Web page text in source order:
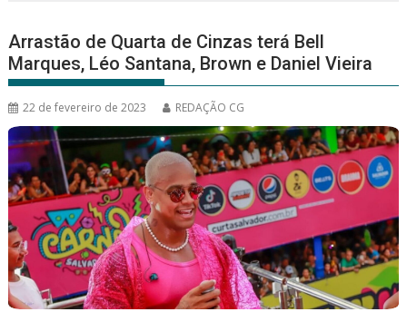
Arrastão de Quarta de Cinzas terá Bell
Marques, Léo Santana, Brown e Daniel Vieira
22 de fevereiro de 2023 REDAÇÃO CG